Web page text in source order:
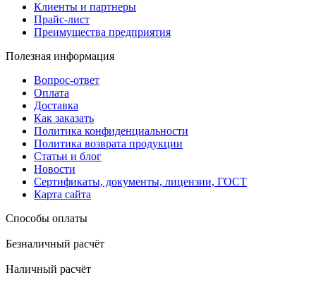
Клиенты и партнеры
Прайс-лист
Преимущества предприятия
Полезная информация
Вопрос-ответ
Оплата
Доставка
Как заказать
Политика конфиденциальности
Политика возврата продукции
Статьи и блог
Новости
Сертификаты, документы, лицензии, ГОСТ
Карта сайта
Способы оплаты
Безналичный расчёт
Наличный расчёт